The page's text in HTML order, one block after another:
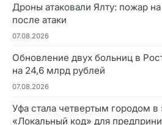
Дроны атаковали Ялту: пожар
после атаки
07.08.2026
Обновление двух больниц в
на 24,6 млрд рублей
07.08.2026
Уфа стала четвертым городом в
«Локальный код» для